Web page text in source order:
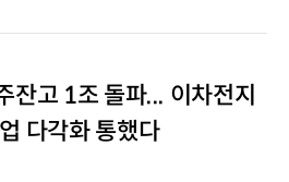
잔고 1조 돌파... 이차전지
다각화 통했다